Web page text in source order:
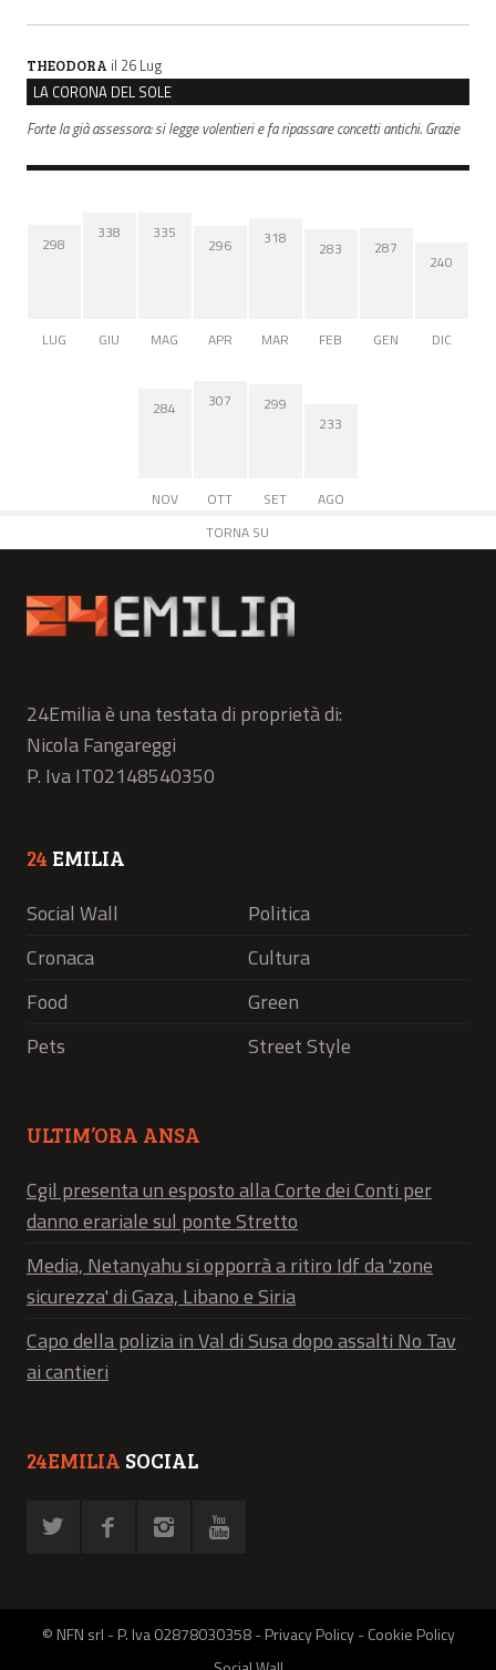
THEODORA il 26 Lug
LA CORONA DEL SOLE
Forte la già assessora: si legge volentieri e fa ripassare concetti antichi. Grazie
298
LUG
338
GIU
335
MAG
296
APR
318
MAR
283
FEB
287
GEN
240
DIC
284
NOV
307
OTT
299
SET
233
AGO
TORNA SU
24Emilia è una testata di proprietà di:
Nicola Fangareggi
P. Iva IT02148540350
24 EMILIA
Social Wall
Politica
Cronaca
Cultura
Food
Green
Pets
Street Style
ULTIM’ORA ANSA
Cgil presenta un esposto alla Corte dei Conti per
danno erariale sul ponte Stretto
Media, Netanyahu si opporrà a ritiro Idf da 'zone
sicurezza' di Gaza, Libano e Siria
Capo della polizia in Val di Susa dopo assalti No Tav
ai cantieri
24EMILIA SOCIAL
© NFN srl - P. Iva 02878030358 -Privacy Policy-Cookie Policy